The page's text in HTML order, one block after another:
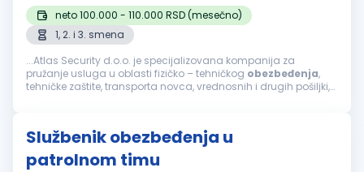
neto 100.000 - 110.000 RSD (mesečno)
1, 2. i 3. smena
...Atlas Security d.o.o. je specijalizovana kompanija za
pružanje usluga u oblasti fizičko – tehničkog obezbeđenja,
tehničke zaštite, transporta novca, vrednosnih i drugih pošiljki,
Službenik obezbeđenja u
patrolnom timu